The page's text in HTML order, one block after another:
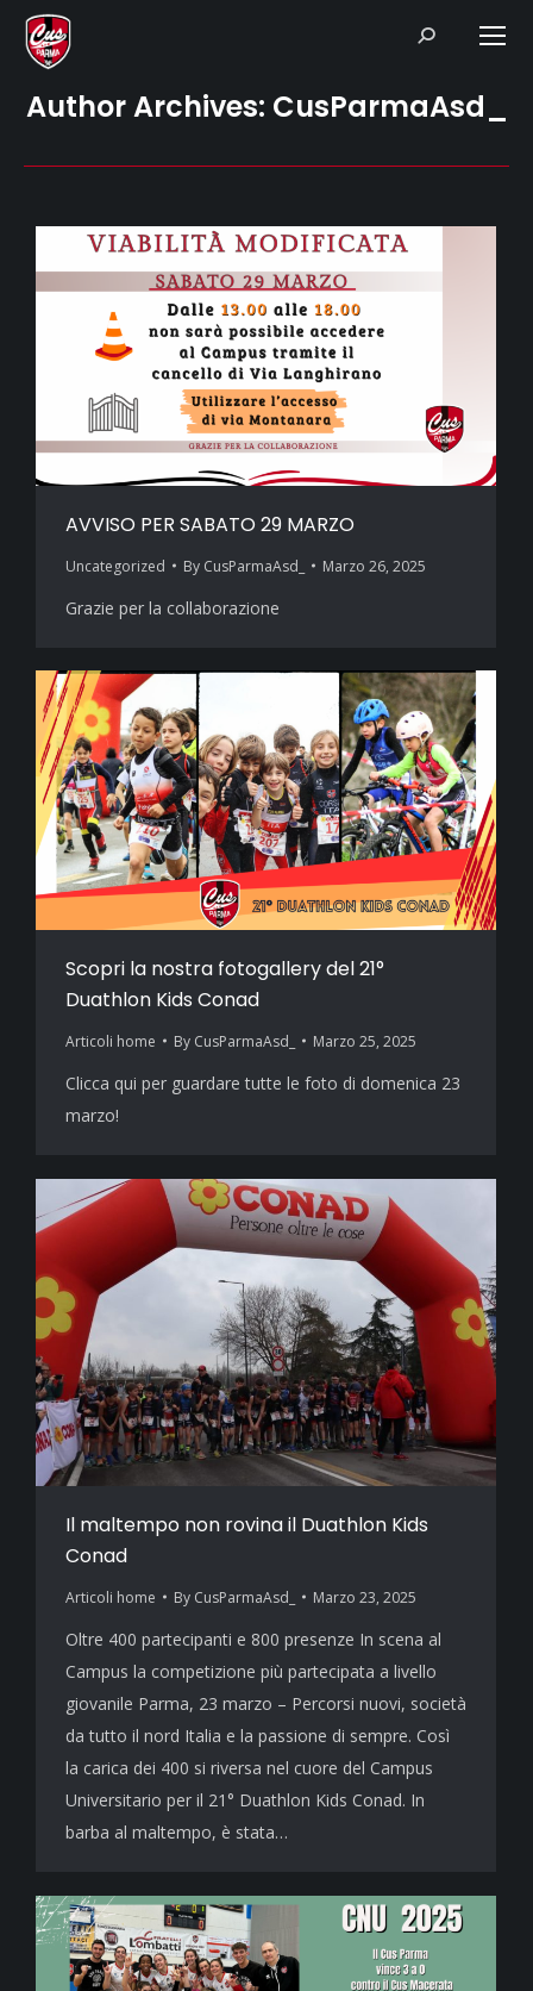
Search:
Author Archives: CusParmaAsd_
AVVISO PER SABATO 29 MARZO
Uncategorized By CusParmaAsd_ Marzo 26, 2025
Grazie per la collaborazione
Scopri la nostra fotogallery del 21°
Duathlon Kids Conad
Articoli home By CusParmaAsd_ Marzo 25, 2025
Clicca qui per guardare tutte le foto di domenica 23
marzo!
Il maltempo non rovina il Duathlon Kids
Conad
Articoli home By CusParmaAsd_ Marzo 23, 2025
Oltre 400 partecipanti e 800 presenze In scena al
Campus la competizione più partecipata a livello
giovanile Parma, 23 marzo – Percorsi nuovi, società
da tutto il nord Italia e la passione di sempre. Così
la carica dei 400 si riversa nel cuore del Campus
Universitario per il 21° Duathlon Kids Conad. In
barba al maltempo, è stata…